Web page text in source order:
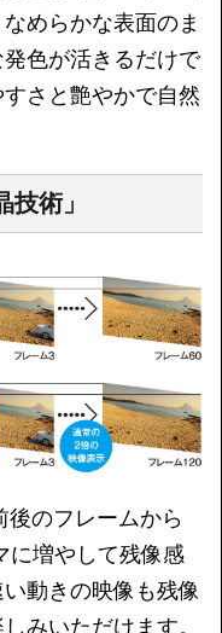
めらかな表面のま
色が活きるだけで
さと艶やかで自然
術」
のフレームから
に増やして残像感
動きの映像も残像
みいただけます。